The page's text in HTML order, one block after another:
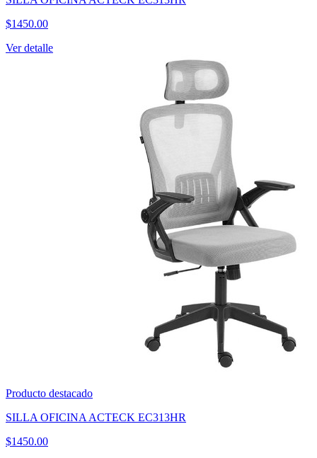
$1450.00
Ver detalle
Producto destacado
SILLA OFICINA ACTECK EC313HR
$1450.00